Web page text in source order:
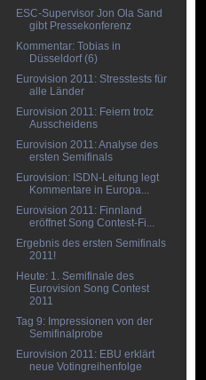
ESC-Supervisor Jon Ola Sand
gibt Pressekonferenz
Kommentar: Tobias in
Düsseldorf (6)
Eurovision 2011: Stresstests für
alle Länder
Eurovision 2011: Feiern trotz
Ausscheidens
Eurovision 2011: Analyse des
ersten Semifinals
Eurovision: ISDN-Leitung legt
Kommentare in Europa...
Eurovision 2011: Finnland
eröffnet Song Contest-Fi...
Ergebnis des ersten Semifinals
2011!
Heute: 1. Semifinale des
Eurovision Song Contest
2011
Tag 9: Impressionen von der
Semifinalprobe
Eurovision 2011: EBU erklärt
neue Votingreihenfolge